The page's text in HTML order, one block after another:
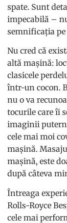
spate. Sunt
impecabilă –
semnificația pe
Nu cred că
altă mașină:
clasicele
într-un cocon.
nu o va
tocurile care îi
imaginii
cele mai moi
mașină.
mașină, este
după câteva
Întreaga
Rolls-Royce
cele mai